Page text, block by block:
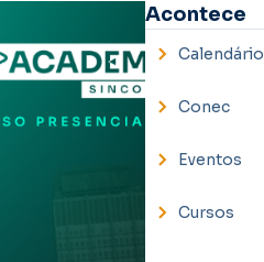
Acontece
Calendário
Conec
Eventos
Cursos